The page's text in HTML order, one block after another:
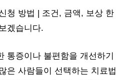
청 방법 | 조건, 금액, 보상 한
겠습니다.
통증이나 불편함을 개선하기
은 사람들이 선택하는 치료법